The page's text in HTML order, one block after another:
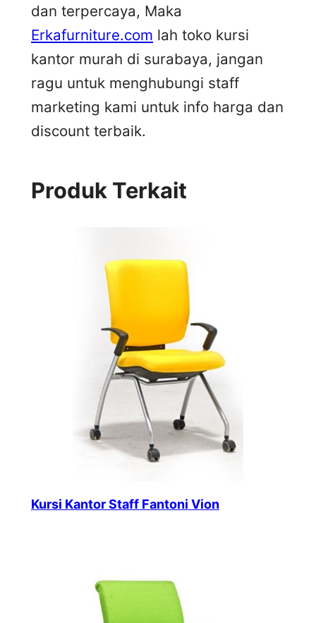
dan terpercaya, Maka
Erkafurniture.com lah toko kursi
kantor murah di surabaya, jangan
ragu untuk menghubungi staff
marketing kami untuk info harga dan
discount terbaik.
Produk Terkait
Kursi Kantor Staff Fantoni Vion